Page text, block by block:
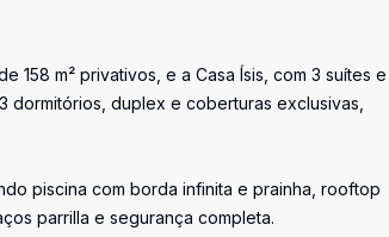
158 m² privativos, e a Casa Ísis, com 3 suítes e
dormitórios, duplex e coberturas exclusivas,
piscina com borda infinita e prainha, rooftop
parrilla e segurança completa.